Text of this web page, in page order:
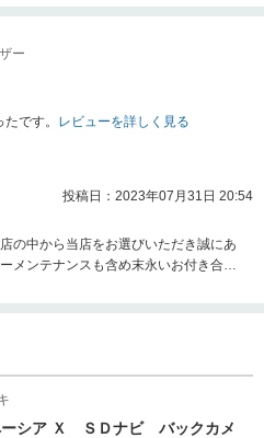
いただきますので、今後とも末永いお
ー
たです。 レビューを詳しく見る
投稿日：2023年07月31日 20:54
の中から当店をお選びいただき誠にあ
メンテナンスも含め末永いお付き合い
ーシア Ｘ ＳＤナビ バックカメ